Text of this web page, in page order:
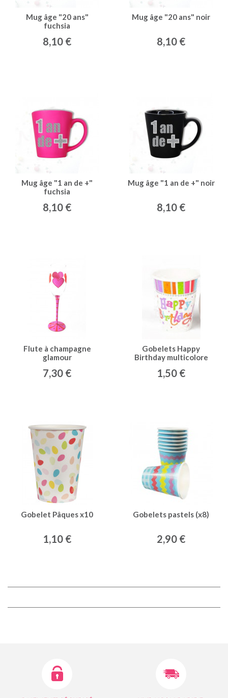
Mug âge "20 ans"
fuchsia
8,10 €
Mug âge "20 ans" noir
8,10 €
Mug âge "1 an de +"
fuchsia
8,10 €
Mug âge "1 an de +" noir
8,10 €
Flute à champagne
glamour
7,30 €
Gobelets Happy
Birthday multicolore
1,50 €
Gobelet Pâques x10
1,10 €
Gobelets pastels (x8)
2,90 €